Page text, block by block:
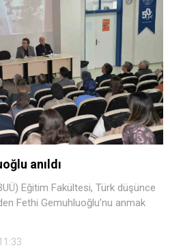
anıldı
Eğitim Fakültesi, Türk düşünce
Fethi Gemuhluoğlu’nu anmak